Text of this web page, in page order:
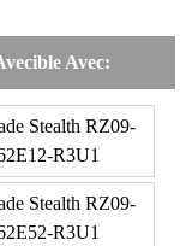
Avec:
Stealth RZ09-
R3U1
Stealth RZ09-
R3U1